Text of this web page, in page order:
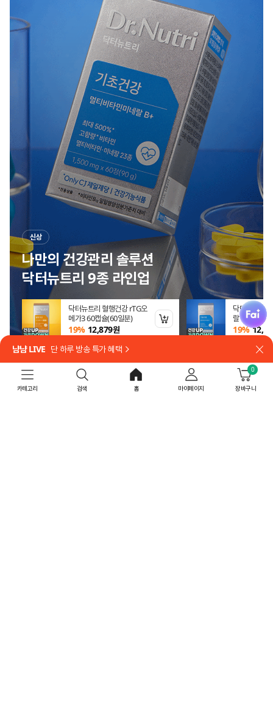
참치
스트라버진
장바구니 담기
신상
나만의 건강관리 솔루션
닥터뉴트리 9종 라인업
닥터뉴트리 혈행건강 rTG오
메가3 60캡슐(60일분)
19% 12,879원 장바구니 담기
닥터뉴트리
랄 B+ X60정
19%
신상발견 바로가기
냠냠 LIVE 단 하루 방송 특가 혜택
fai
카테고리 검색 홈 마이페이지 장바구니
0